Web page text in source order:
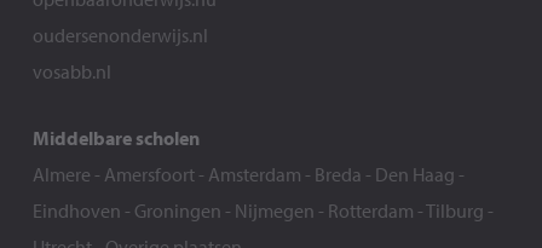
oudersenonderwijs.nl
vosabb.nl
Middelbare scholen
Almere - Amersfoort- Amsterdam - Breda - Den Haag -
Eindhoven - Groningen - Nijmegen - Rotterdam -Tilburg -